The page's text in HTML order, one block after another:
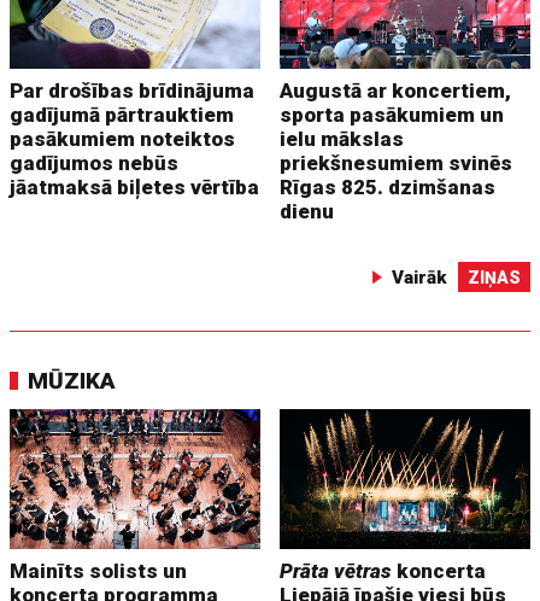
Par drošības brīdinājuma
gadījumā pārtrauktiem
pasākumiem noteiktos
gadījumos nebūs
jāatmaksā biļetes vērtība
Augustā ar koncertiem,
sporta pasākumiem un
ielu mākslas
priekšnesumiem svinēs
Rīgas 825. dzimšanas
dienu
Vairāk ZIŅAS
MŪZIKA
Mainīts solists un
koncerta programma
Prāta vētras koncerta
Liepājā īpašie viesi būs